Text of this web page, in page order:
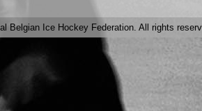
Belgian Ice Hockey Federation. All rights